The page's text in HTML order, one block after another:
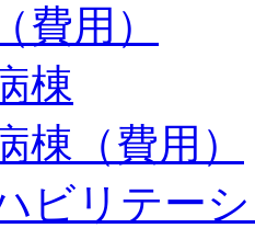
費用）
棟
棟（費用）
ビリテー